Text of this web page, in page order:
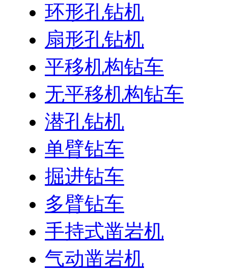
环形孔钻机
扇形孔钻机
平移机构钻车
无平移机构钻车
潜孔钻机
单臂钻车
掘进钻车
多臂钻车
手持式凿岩机
气动凿岩机